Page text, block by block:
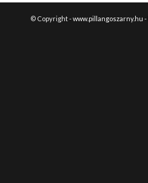
© Copyright -www.pillangoszarny.hu -